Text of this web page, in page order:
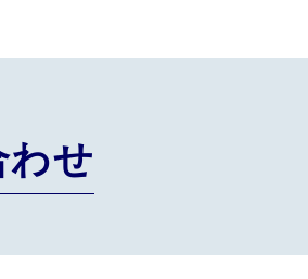
せ